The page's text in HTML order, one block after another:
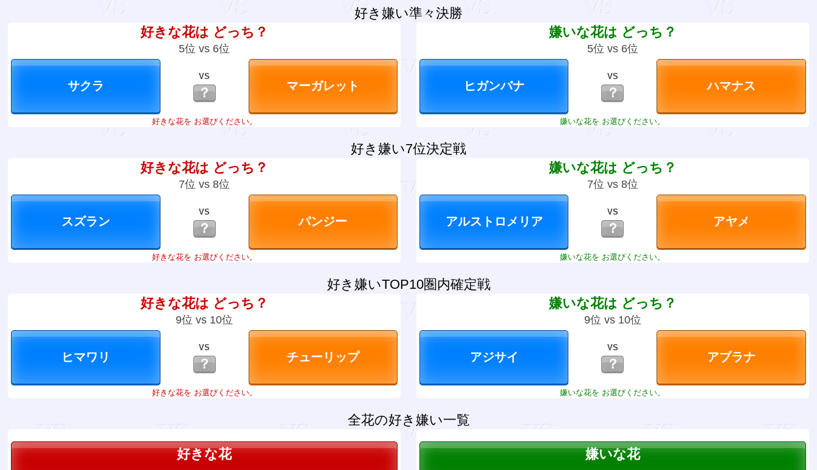
好き嫌い準々決勝
好きな花は どっち？
5位 vs 6位
VS
？
好きな花を お選びください。
嫌いな花は どっち？
5位 vs 6位
VS
？
嫌いな花を お選びください。
好き嫌い7位決定戦
好きな花は どっち？
7位 vs 8位
VS
？
好きな花を お選びください。
嫌いな花は どっち？
7位 vs 8位
VS
？
嫌いな花を お選びください。
好き嫌いTOP10圏内確定戦
好きな花は どっち？
9位 vs 10位
VS
？
好きな花を お選びください。
嫌いな花は どっち？
9位 vs 10位
VS
？
嫌いな花を お選びください。
全花の好き嫌い一覧
好きな花
嫌いな花